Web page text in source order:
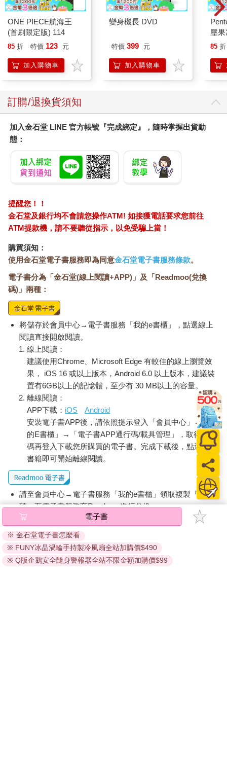
ONE PIECE航海王
(首刷限定版) 114
85 折 特價 123 元
加入購物車
變身機長 DVD
特價 399 元
加入購物車
壓
桿
85 折
訂購/退換貨須知
加入金石堂 LINE 官方帳號『完成綁定』，隨時掌握出貨動
態：
提醒您！！
金石堂及銀行均不會請您操作ATM! 如接獲電話要求您前往
ATM提款機，請不要聽從指示，以免受騙上當！
購買須知：
使用金石堂電子書服務即為同意金石堂電子書服務條款。
電子書分為「金石堂(線上閱讀+APP)」及「Readmoo(兌換
碼)」兩種：
將儲存於會員中心→電子書服務「我的e書櫃」，點選線上
閱讀直接開啟閱讀。
線上閱讀：
建議使用Chrome、Microsoft Edge 有較佳的線上瀏覽效
果， iOS 16 或以上版本，Android 6.0 以上版本，建議裝
置有6GB以上的記憶體，至少有 30 MB以上的容量。
離線閱讀：
APP下載： iOS
Android
安裝電子書APP後，請依照提示登入「會員中心」→「我
的E書櫃」→「電子書APP通行碼/載具管理」，取得通行
碼再登入下載您所購買的電子書。完成下載後，點選任一
書籍即可開始離線閱讀。
請至會員中心→電子書服務「我的e書櫃」領取複製『兌換
碼』至電子書服務商Readmoo進行兌換。
退換貨須知：
因版權保護，您在金石堂所購買的電子書僅能以金石堂專屬
的閱讀軟體開啟閱讀，無法以其他閱讀器或直接下載檔案。
依據「消費者保護法」第19條及行政院消費者保護處公告之
電子書
※ 金石堂電子書怎麼看
※ FUNY冰晶渦輪手持製冷風扇全站加購價$490
※ Q版企鵝安全隨身警報器全站不限金額加購價$99